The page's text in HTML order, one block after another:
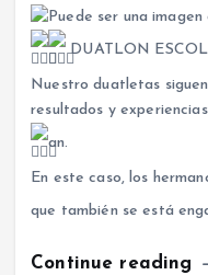
DUATLON
Nuestro duatletas
resultados y
an.
En este caso, los
que también se está
Continue reading